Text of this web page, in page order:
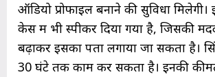
ऑडियो प्रोफाइल बनाने की सुविधा मिलेगी।
केस में भी स्पीकर दिया गया है, जिसकी
बढ़ाकर इसका पता लगाया जा सकता है।
30 घंटे तक काम कर सकता है। इनकी